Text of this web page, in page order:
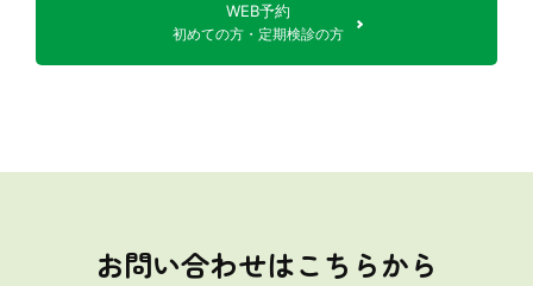
WEB予約
初めての方・定期検診の方
お問い合わせはこちらから